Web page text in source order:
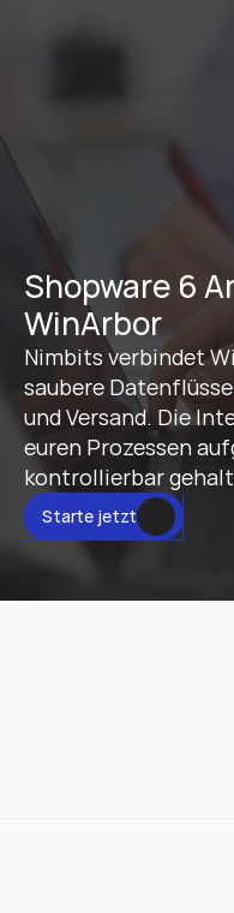
Shopware 6
WinArbor
Nimbits verbindet
saubere
und Versand. Die
euren Prozessen
kontrollierbar
Starte jetzt